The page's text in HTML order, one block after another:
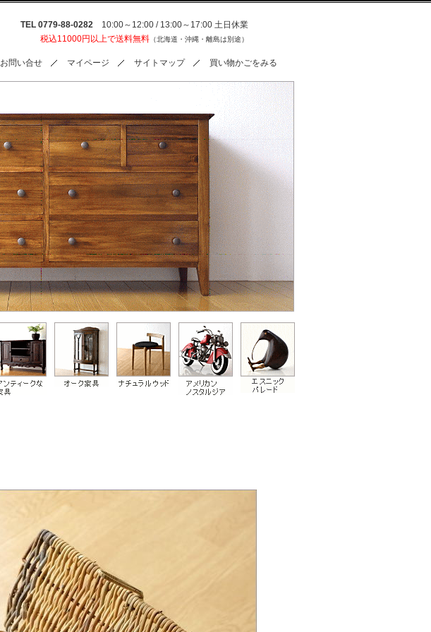
TEL 0779-88-0282 10:00～12:00 / 13:00～17:00 土日休業
税込11000円以上で送料無料 （北海道・沖縄・離島は別途）
お問い合せ マイページ サイトマップ 買い物かごをみる